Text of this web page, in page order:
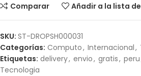
Comparar Añadir a la lista
SKU: ST-DROPSH000031
Categorías: Computo, Internacional,
Etiquetas: delivery, envio, gratis, peru
Tecnologia